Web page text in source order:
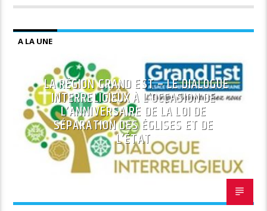
A LA UNE
LA RÉGION GRAND EST – LE DIALOGUE
INTERRELIGIEUX À L’OCCASION DE
L’ANNIVERSAIRE DE LA LOI DE
SÉPARATION DES ÉGLISES ET DE
L’ÉTAT